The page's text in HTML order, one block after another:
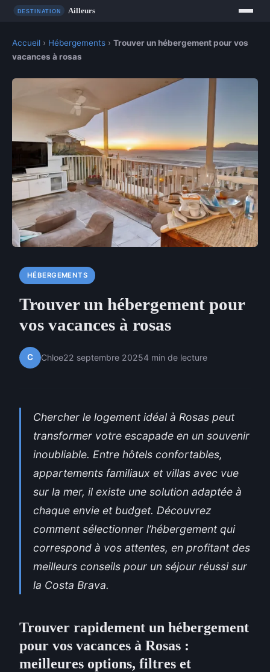
Accueil › Hébergements › Trouver un hébergement pour vos
vacances à rosas
HÉBERGEMENTS
Trouver un hébergement pour
vos vacances à rosas
C Chloe22 septembre 20254 min de lecture
Chercher le logement idéal à Rosas peut
transformer votre escapade en un souvenir
inoubliable. Entre hôtels confortables,
appartements familiaux et villas avec vue
sur la mer, il existe une solution adaptée à
chaque envie et budget. Découvrez
comment sélectionner l’hébergement qui
correspond à vos attentes, en profitant des
meilleurs conseils pour un séjour réussi sur
la Costa Brava.
Trouver rapidement un hébergement
pour vos vacances à Rosas :
meilleures options, filtres et